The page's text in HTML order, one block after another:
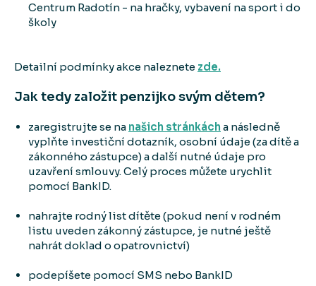
Centrum Radotín - na hračky, vybavení na sport i do
školy
Detailní podmínky akce naleznete zde.
Jak tedy založit penzijko svým dětem?
zaregistrujte se na našich stránkách a následně
vyplňte investiční dotazník, osobní údaje (za dítě a
zákonného zástupce) a další nutné údaje pro
uzavření smlouvy. Celý proces můžete urychlit
pomocí BankID.
nahrajte rodný list dítěte (pokud není v rodném
listu uveden zákonný zástupce, je nutné ještě
nahrát doklad o opatrovnictví)
podepíšete pomocí SMS nebo BankID